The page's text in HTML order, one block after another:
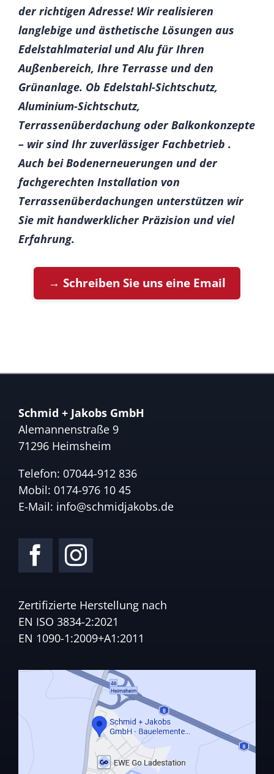
der richtigen Adresse! Wir realisieren
langlebige und ästhetische Lösungen aus
Edelstahlmaterial und Alu für Ihren
Außenbereich, Ihre Terrasse und den
Grünanlage. Ob Edelstahl-Sichtschutz,
Aluminium-Sichtschutz,
Terrassenüberdachung oder Balkonkonzepte
– wir sind Ihr zuverlässiger Fachbetrieb .
Auch bei Bodenerneuerungen und der
fachgerechten Installation von
Terrassenüberdachungen unterstützen wir
Sie mit handwerklicher Präzision und viel
Erfahrung.
→ Schreiben Sie uns eine Email
Schmid + Jakobs GmbH
Alemannenstraße 9
71296 Heimsheim
Telefon: 07044-912 836
Mobil: 0174-976 10 45
E-Mail: info@schmidjakobs.de
Zertifizierte Herstellung nach
EN ISO 3834-2:2021
EN 1090-1:2009+A1:2011